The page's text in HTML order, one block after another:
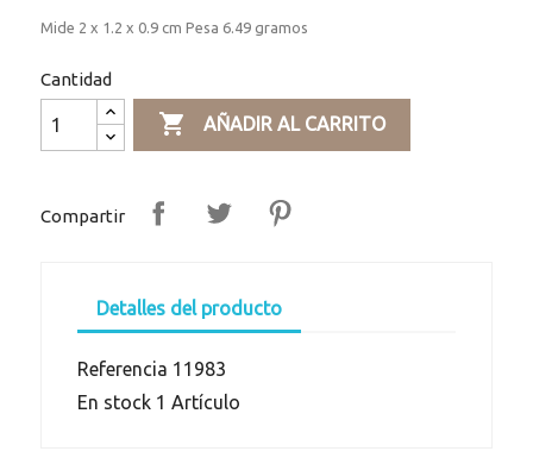
Mide 2 x 1.2 x 0.9 cm Pesa 6.49 gramos
Cantidad
 AÑADIR AL CARRITO
Compartir
Detalles del producto
Referencia 11983
En stock 1 Artículo